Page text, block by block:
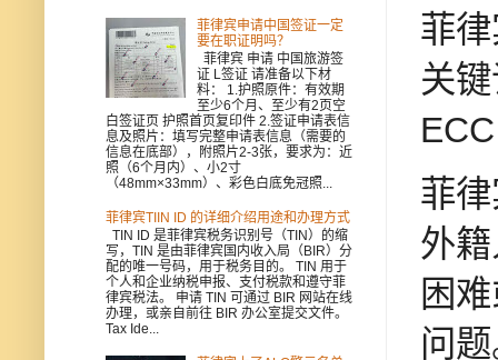
菲
关
菲
外
困
问
菲律宾申请中国签证一定
要在职证明吗？
菲律宾 申请 中国旅游签
证 L签证 请准备以下材
料： 1.护照原件：有效期
至少6个月、至少有2页空
白签证页 护照首页复印件 2.签证申请表信
息及照片：填写完整申请表信息（需要的
信息在底部），附照片2-3张，要求为：近
照（6个月内）、小2寸
（48mm×33mm）、彩色白底免冠照...
菲律宾TIIN ID 的详细介绍用途和办理方式
TIN ID 是菲律宾税务识别号（TIN）的缩
写，TIN 是由菲律宾国内收入局（BIR）分
配的唯一号码，用于税务目的。 TIN 用于
个人和企业纳税申报、支付税款和遵守菲
律宾税法。 申请 TIN 可通过 BIR 网站在线
办理，或亲自前往 BIR 办公室提交文件。
Tax Ide...